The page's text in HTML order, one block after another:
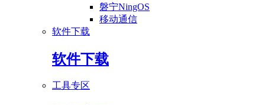
磐宁NingOS
移动通信
软件下载
软件下载
工具专区